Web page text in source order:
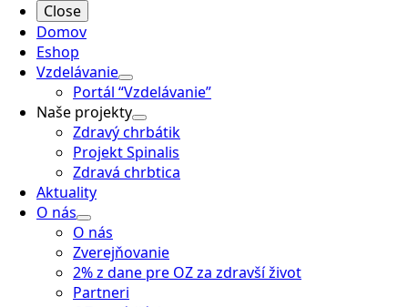
Close
Domov
Eshop
Vzdelávanie
Portál “Vzdelávanie”
Naše projekty
Zdravý chrbátik
Projekt Spinalis
Zdravá chrbtica
Aktuality
O nás
O nás
Zverejňovanie
2% z dane pre OZ za zdravší život
Partneri